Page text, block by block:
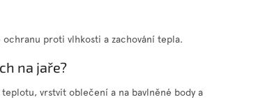
proti vlhkosti a zachování tepla.
na jaře?
vrstvit oblečení a na bavlněné body a